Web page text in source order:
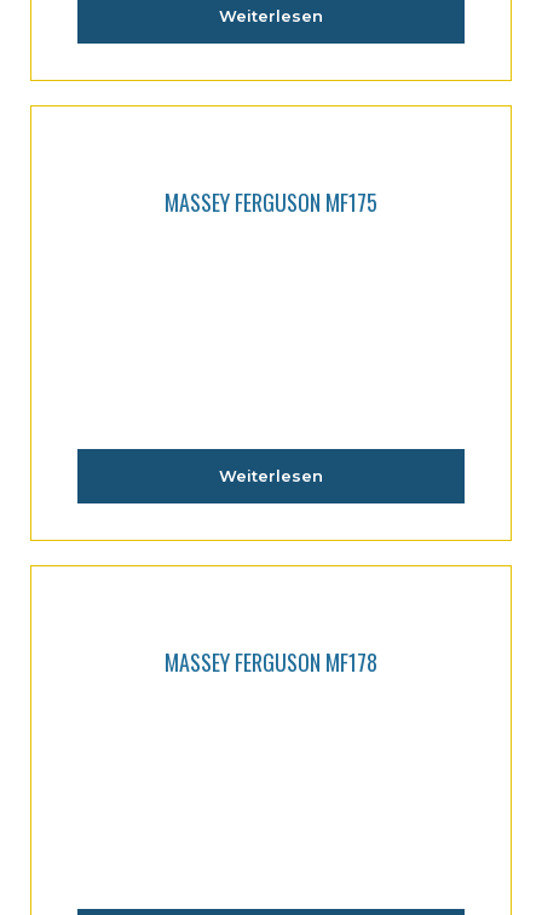
Weiterlesen
MASSEY FERGUSON MF175
Weiterlesen
MASSEY FERGUSON MF178